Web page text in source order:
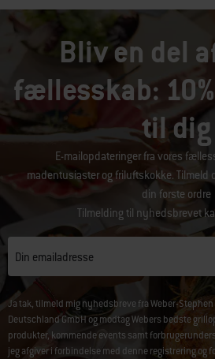
Bliv en del
fællesskab:
til dig
E-mailopdateringer fra vores
madentusiaster og friluftskokke. Tilmeld
din første ordre
Tilmelding til nyhedsbrevet
Din emailadresse
Ja tak, tilmeld mig nyhedsbreve fra Weber-
Deutschland GmbH og modtag Webers bedste
produkter, kommende events samt
jeg afgiver i forbindelse med denne registrering og